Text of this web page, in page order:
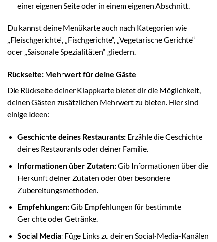
einer eigenen Seite oder in einem eigenen Abschnitt.
Du kannst deine Menükarte auch nach Kategorien wie
„Fleischgerichte“, „Fischgerichte“, „Vegetarische Gerichte“
oder „Saisonale Spezialitäten“ gliedern.
Rückseite: Mehrwert für deine Gäste
Die Rückseite deiner Klappkarte bietet dir die Möglichkeit,
deinen Gästen zusätzlichen Mehrwert zu bieten. Hier sind
einige Ideen:
Geschichte deines Restaurants:Erzähle die Geschichte
deines Restaurants oder deiner Familie.
Informationen über Zutaten:Gib Informationen über die
Herkunft deiner Zutaten oder über besondere
Zubereitungsmethoden.
Empfehlungen:Gib Empfehlungen für bestimmte
Gerichte oder Getränke.
Social Media:Füge Links zu deinen Social-Media-Kanälen